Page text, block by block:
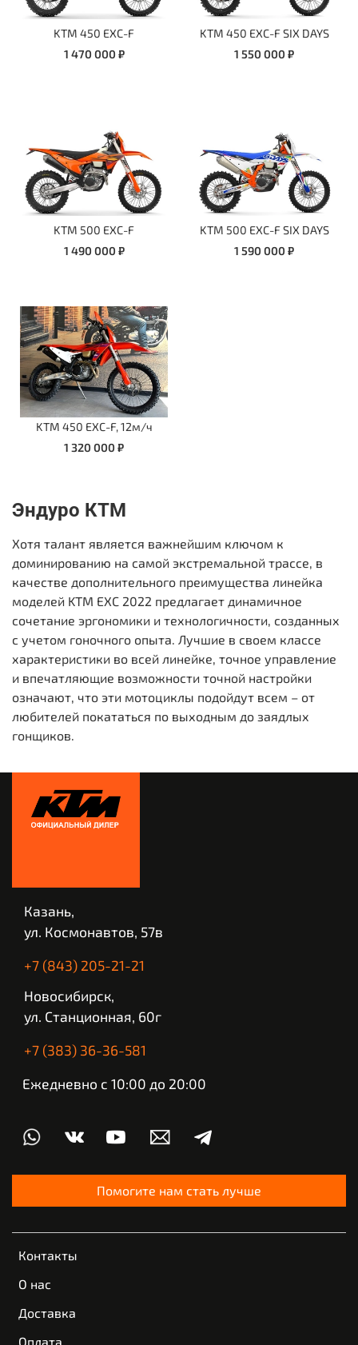
KTM 450 EXC-F
1 470 000 ₽
KTM 450 EXC-F SIX DAYS
1 550 000 ₽
KTM 500 EXC-F
1 490 000 ₽
KTM 500 EXC-F SIX DAYS
1 590 000 ₽
KTM 450 EXC-F, 12м/ч
1 320 000 ₽
Эндуро КТМ
Хотя талант является важнейшим ключом к
доминированию на самой экстремальной трассе, в
качестве дополнительного преимущества линейка
моделей KTM EXC 2022 предлагает динамичное
сочетание эргономики и технологичности, созданных
с учетом гоночного опыта. Лучшие в своем классе
характеристики во всей линейке, точное управление
и впечатляющие возможности точной настройки
означают, что эти мотоциклы подойдут всем – от
любителей покататься по выходным до заядлых
гонщиков.
Контакты
О нас
Доставка
Оплата
Казань,
ул. Космонавтов, 57в
+7 (843) 205-21-21
Новосибирск,
ул. Станционная, 60г
+7 (383) 36-36-581
Ежедневно с 10:00 до 20:00
Помогите нам стать лучше